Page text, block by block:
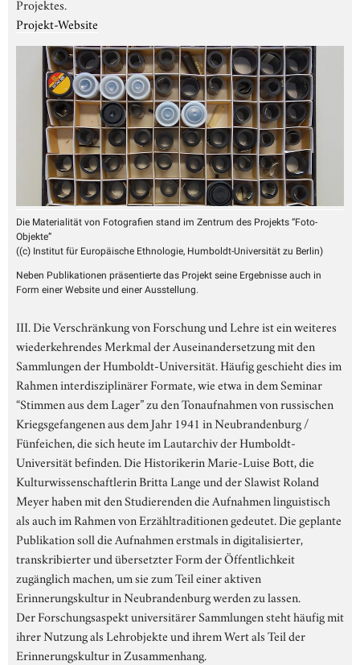
Projektes.
Projekt-Website
Die Materialität von Fotografien stand im Zentrum des Projekts “Foto-
Objekte”
((c) Institut für Europäische Ethnologie, Humboldt-Universität zu Berlin)
Neben Publikationen präsentierte das Projekt seine Ergebnisse auch in
Form einer Website und einer Ausstellung.
III. Die Verschränkung von Forschung und Lehre ist ein weiteres
wiederkehrendes Merkmal der Auseinandersetzung mit den
Sammlungen der Humboldt-Universität. Häufig geschieht dies im
Rahmen interdisziplinärer Formate, wie etwa in dem Seminar
“Stimmen aus dem Lager” zu den Tonaufnahmen von russischen
Kriegsgefangenen aus dem Jahr 1941 in Neubrandenburg /
Fünfeichen, die sich heute im Lautarchiv der Humboldt-
Universität befinden. Die Historikerin Marie-Luise Bott, die
Kulturwissenschaftlerin Britta Lange und der Slawist Roland
Meyer haben mit den Studierenden die Aufnahmen linguistisch
als auch im Rahmen von Erzähltraditionen gedeutet. Die geplante
Publikation soll die Aufnahmen erstmals in digitalisierter,
transkribierter und übersetzter Form der Öffentlichkeit
zugänglich machen, um sie zum Teil einer aktiven
Erinnerungskultur in Neubrandenburg werden zu lassen.
Der Forschungsaspekt universitärer Sammlungen steht häufig mit
ihrer Nutzung als Lehrobjekte und ihrem Wert als Teil der
Erinnerungskultur in Zusammenhang.